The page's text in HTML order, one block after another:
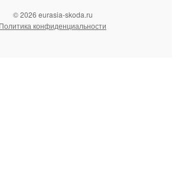
© 2026 eurasia-skoda.ru
Политика конфиденциальности